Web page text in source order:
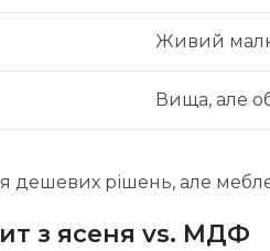
Живий
Вища, але
дешевих рішень, але
з ясеня vs. МДФ